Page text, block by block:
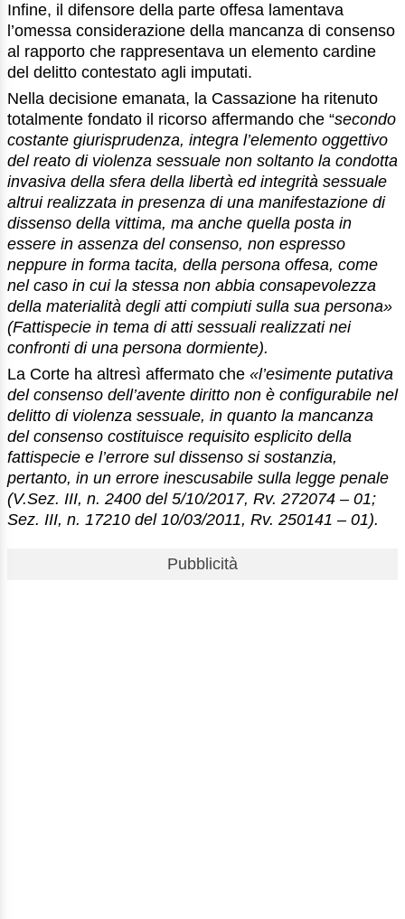
Infine, il difensore della parte offesa lamentava
l’omessa considerazione della mancanza di consenso
al rapporto che rappresentava un elemento cardine
del delitto contestato agli imputati.
Nella decisione emanata, la Cassazione ha ritenuto
totalmente fondato il ricorso affermando che “secondo
costante giurisprudenza, integra l’elemento oggettivo
del reato di violenza sessuale non soltanto la condotta
invasiva della sfera della libertà ed integrità sessuale
altrui realizzata in presenza di una manifestazione di
dissenso della vittima, ma anche quella posta in
essere in assenza del consenso, non espresso
neppure in forma tacita, della persona offesa, come
nel caso in cui la stessa non abbia consapevolezza
della materialità degli atti compiuti sulla sua persona»
(Fattispecie in tema di atti sessuali realizzati nei
confronti di una persona dormiente).
La Corte ha altresì affermato che «l’esimente putativa
del consenso dell’avente diritto non è configurabile nel
delitto di violenza sessuale, in quanto la mancanza
del consenso costituisce requisito esplicito della
fattispecie e l’errore sul dissenso si sostanzia,
pertanto, in un errore inescusabile sulla legge penale
(V.Sez. III, n. 2400 del 5/10/2017, Rv. 272074 – 01;
Sez. III, n. 17210 del 10/03/2011, Rv. 250141 – 01).
Pubblicità